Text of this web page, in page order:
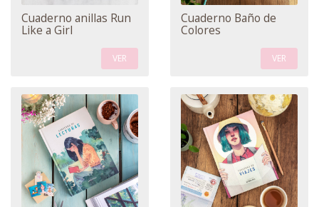
Cuaderno anillas Run
Like a Girl
VER
Cuaderno Baño de
Colores
VER